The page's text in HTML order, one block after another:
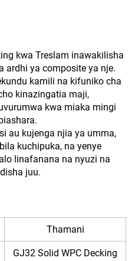
kwa Treslam inawakilisha
ardhi ya composite ya nje.
kamili na kifuniko cha
kinazingatia maji,
kwa miaka mingi
au kujenga njia ya umma,
kuchipuka, na yenye
linafanana na nyuzi na
juu.
Thamani
GJ32 Solid WPC Decking